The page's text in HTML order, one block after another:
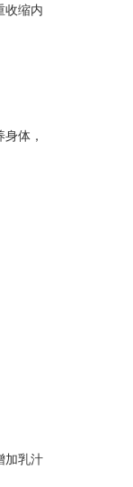
收缩内
体，
加乳汁